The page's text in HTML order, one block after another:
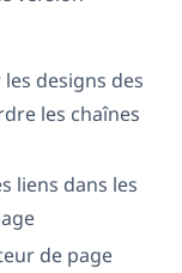
designs des
les chaînes
liens dans les
de page